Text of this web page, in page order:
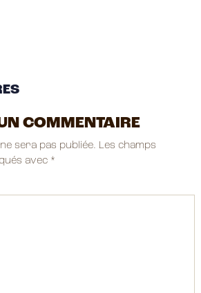
COMMENTAIRE
sera pas publiée. Les champs
avec *